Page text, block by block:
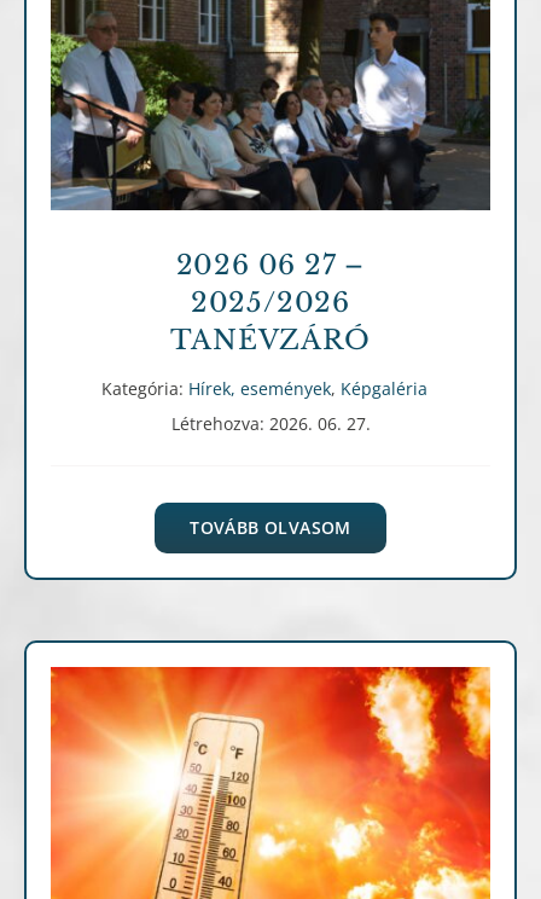
Hírek, események Képgaléria
2026 06 27 –
2025/2026
TANÉVZÁRÓ
Kategória: Hírek, események, Képgaléria
Létrehozva: 2026. 06. 27.
TOVÁBB OLVASOM
Fontosabb információk Hírek, események